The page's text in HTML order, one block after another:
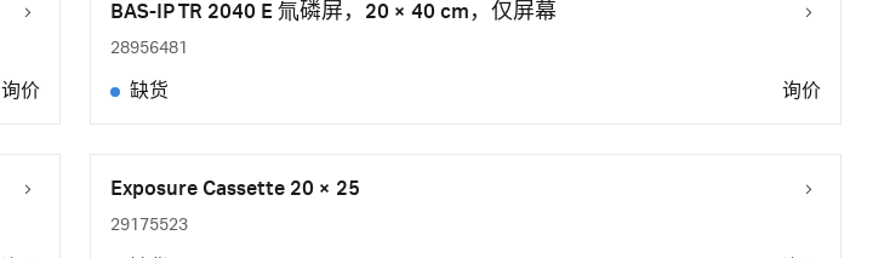
询价
BAS-IP TR 2040 E 氚磷屏，20 × 40 cm，仅屏幕
28956481
缺货 询价
Exposure Cassette 20 × 25
29175523